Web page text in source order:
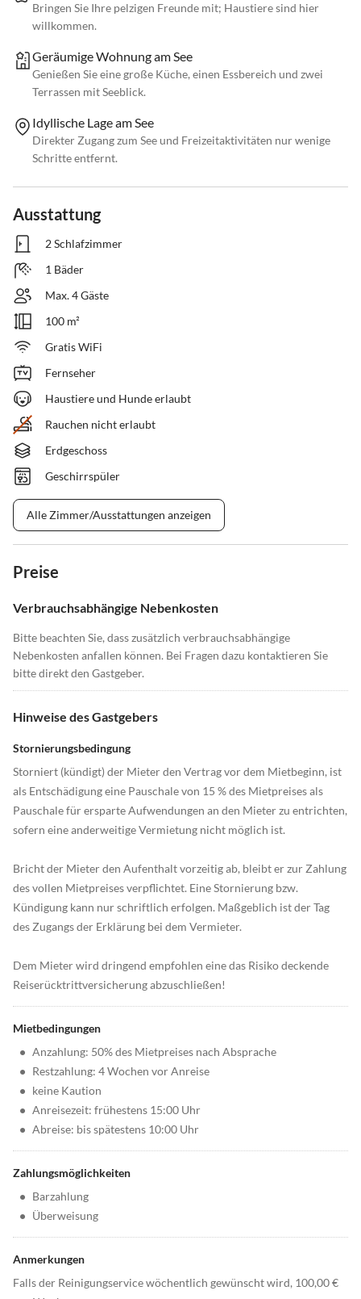
Bringen Sie Ihre pelzigen Freunde mit; Haustiere sind hier
willkommen.
Geräumige Wohnung am See
Genießen Sie eine große Küche, einen Essbereich und zwei
Terrassen mit Seeblick.
Idyllische Lage am See
Direkter Zugang zum See und Freizeitaktivitäten nur wenige
Schritte entfernt.
Ausstattung
2 Schlafzimmer
1 Bäder
Max. 4 Gäste
100 m²
Gratis WiFi
Fernseher
Haustiere und Hunde erlaubt
Rauchen nicht erlaubt
Erdgeschoss
Geschirrspüler
Alle Zimmer/Ausstattungen anzeigen
Preise
Verbrauchsabhängige Nebenkosten
Bitte beachten Sie, dass zusätzlich verbrauchsabhängige
Nebenkosten anfallen können. Bei Fragen dazu kontaktieren Sie
bitte direkt den Gastgeber.
Hinweise des Gastgebers
Stornierungsbedingung
Storniert (kündigt) der Mieter den Vertrag vor dem Mietbeginn, ist
als Entschädigung eine Pauschale von 15 % des Mietpreises als
Pauschale für ersparte Aufwendungen an den Mieter zu entrichten,
sofern eine anderweitige Vermietung nicht möglich ist.
Bricht der Mieter den Aufenthalt vorzeitig ab, bleibt er zur Zahlung
des vollen Mietpreises verpflichtet. Eine Stornierung bzw.
Kündigung kann nur schriftlich erfolgen. Maßgeblich ist der Tag
des Zugangs der Erklärung bei dem Vermieter.
Dem Mieter wird dringend empfohlen eine das Risiko deckende
Reiserücktrittversicherung abzuschließen!
Mietbedingungen
• Anzahlung: 50% des Mietpreises nach Absprache
• Restzahlung: 4 Wochen vor Anreise
• keine Kaution
• Anreisezeit: frühestens 15:00 Uhr
• Abreise: bis spätestens 10:00 Uhr
Zahlungsmöglichkeiten
• Barzahlung
• Überweisung
Anmerkungen
Falls der Reinigungservice wöchentlich gewünscht wird, 100,00 €